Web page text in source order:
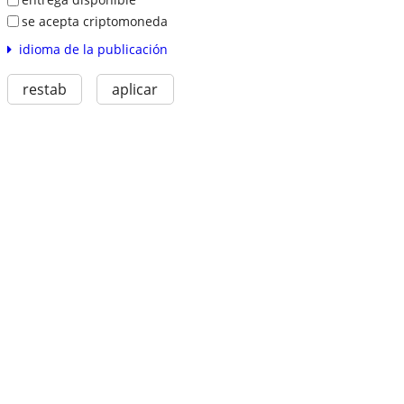
se acepta criptomoneda
idioma de la publicación
restab aplicar